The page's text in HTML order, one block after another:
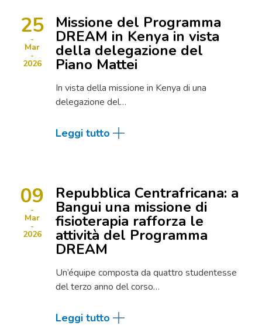
25
Mar
2026
Missione del Programma
DREAM in Kenya in vista
della delegazione del
Piano Mattei
In vista della missione in Kenya di una
delegazione del…
Leggi tutto
09
Mar
2026
Repubblica Centrafricana: a
Bangui una missione di
fisioterapia rafforza le
attività del Programma
DREAM
Un’équipe composta da quattro studentesse
del terzo anno del corso…
Leggi tutto